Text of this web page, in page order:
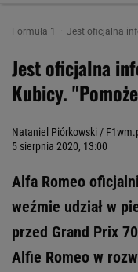
Formuła 1 Jest oficjalna
Jest oficjalna
Kubicy.
Nataniel Piórkowski /
5 sierpnia 2020, 13:00
Alfa Romeo
weźmie udział w
przed Grand Prix
Alfie Romeo w